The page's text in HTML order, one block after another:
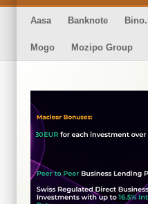
Aasa Banknote
Mogo Mozipo Group